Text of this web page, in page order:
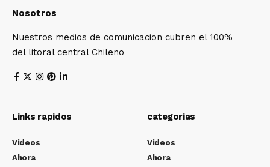
Nosotros
Nuestros medios de comunicacion cubren el 100%
del litoral central Chileno
Links rapidos
Videos
Ahora
categorias
Videos
Ahora